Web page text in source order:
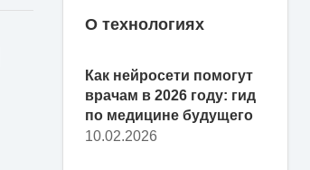
О технологиях
Как нейросети помогут
врачам в 2026 году: гид
по медицине будущего
10.02.2026